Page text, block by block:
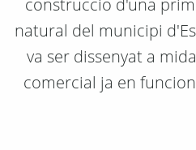
natural del municipi
va ser dissenyat a
comercial ja en